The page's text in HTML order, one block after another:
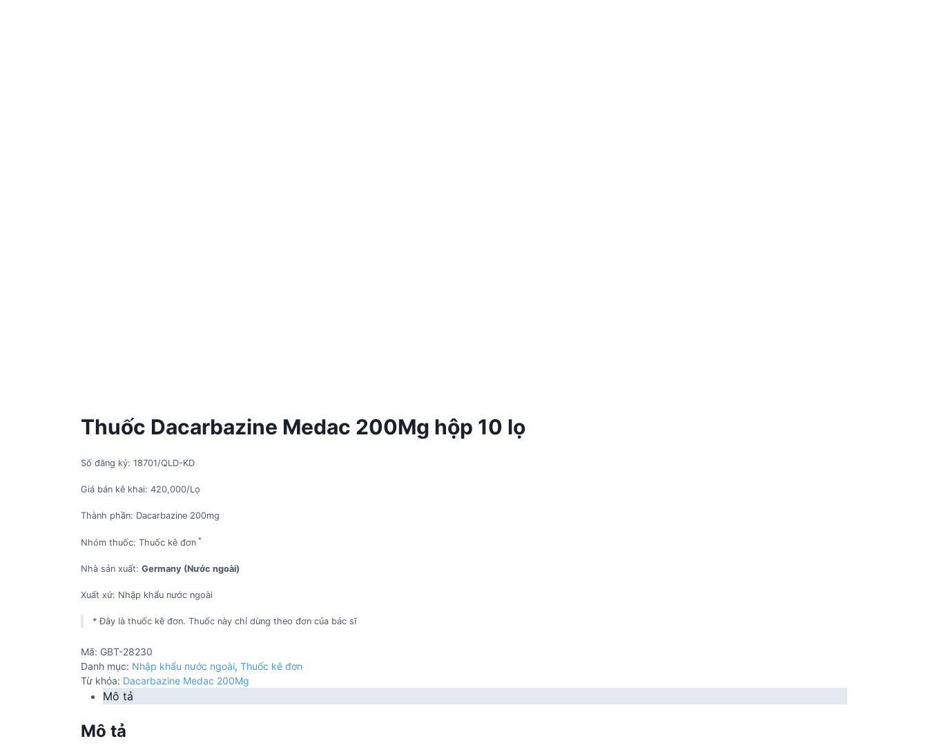
Thuốc Dacarbazine Medac 200Mg hộp 10 lọ
Số đăng ký: 18701/QLD-KD
Giá bán kê khai: 420,000/Lọ
Thành phần: Dacarbazine 200mg
Nhóm thuốc: Thuốc kê đơn *
Nhà sản xuất: Germany (Nước ngoài)
Xuất xứ: Nhập khẩu nước ngoài
* Đây là thuốc kê đơn. Thuốc này chỉ dùng theo đơn của bác sĩ
Mã: GBT-28230
Danh mục: Nhập khẩu nước ngoài, Thuốc kê đơn
Từ khóa: Dacarbazine Medac 200Mg
Mô tả
Mô tả